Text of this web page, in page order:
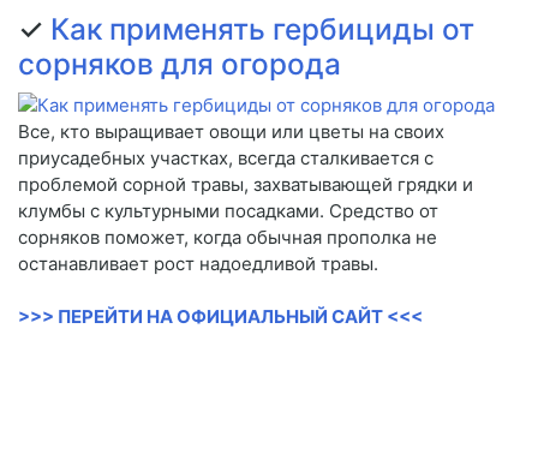
✓ Как применять гербициды от
сорняков для огорода
Все, кто выращивает овощи или цветы на своих
приусадебных участках, всегда сталкивается с
проблемой сорной травы, захватывающей грядки и
клумбы с культурными посадками. Средство от
сорняков поможет, когда обычная прополка не
останавливает рост надоедливой травы.
>>> ПЕРЕЙТИ НА ОФИЦИАЛЬНЫЙ САЙТ <<<